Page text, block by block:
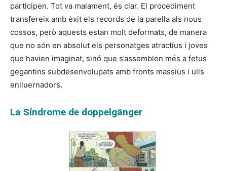
participen. Tot va malament, és clar. El procediment
transfereix amb èxit els records de la parella als nous
cossos, però aquests estan molt deformats, de manera
que no són en absolut els personatges atractius i joves
que havien imaginat, sinó que s’assemblen més a fetus
gegantins subdesenvolupats amb fronts massius i ulls
enlluernadors.
La Síndrome de doppelgänger